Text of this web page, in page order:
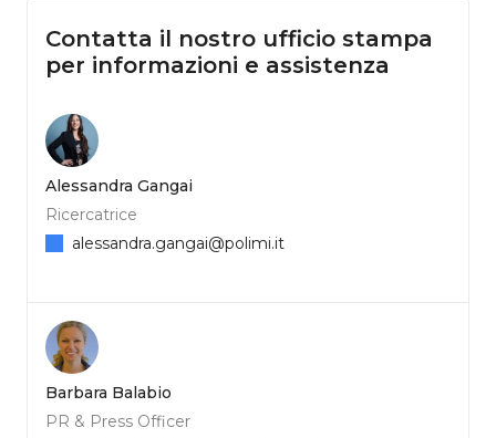
Contatta il nostro ufficio stampa
per informazioni e assistenza
Alessandra Gangai
Ricercatrice
alessandra.gangai@polimi.it
Barbara Balabio
PR & Press Officer